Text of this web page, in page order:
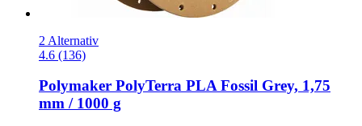
2 Alternativ
4.6 (136)
Polymaker PolyTerra PLA Fossil Grey, 1,75
mm / 1000 g